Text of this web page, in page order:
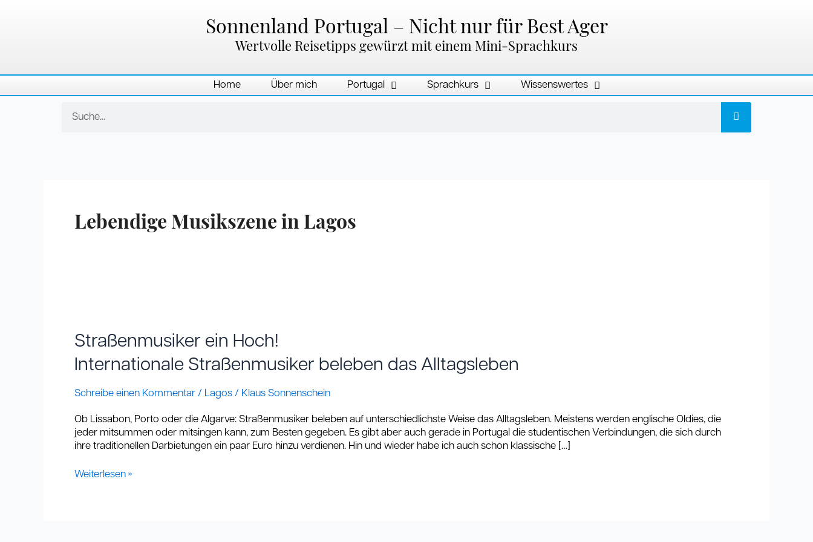
Sonnenland Portugal – Nicht nur für Best Ager
Wertvolle Reisetipps gewürzt mit einem Mini-Sprachkurs
Home Über mich Portugal Sprachkurs Wissenswertes
Lebendige Musikszene in Lagos
Straßenmusiker ein Hoch!
Internationale Straßenmusiker beleben das Alltagsleben
Schreibe einen Kommentar / Lagos / Klaus Sonnenschein
Ob Lissabon, Porto oder die Algarve: Straßenmusiker beleben auf unterschiedlichste Weise das Alltagsleben. Meistens werden englische Oldies, die
jeder mitsummen oder mitsingen kann, zum Besten gegeben. Es gibt aber auch gerade in Portugal die studentischen Verbindungen, die sich durch
ihre traditionellen Darbietungen ein paar Euro hinzu verdienen. Hin und wieder habe ich auch schon klassische […]
Hoch!
Internationale
Straßenmusiker
beleben
das
Weiterlesen »